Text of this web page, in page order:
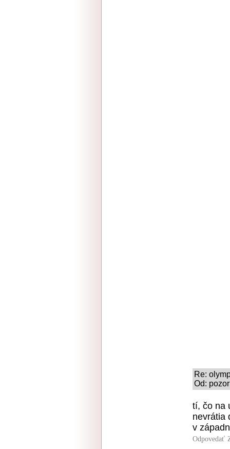
Re:
Od:
tí, čo na
nevrátia
v
Odpovedať